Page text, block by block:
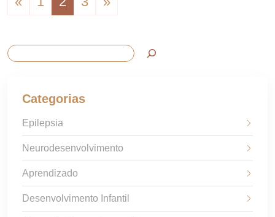
Pesquisar
Categorias
Epilepsia
Neurodesenvolvimento
Aprendizado
Desenvolvimento Infantil